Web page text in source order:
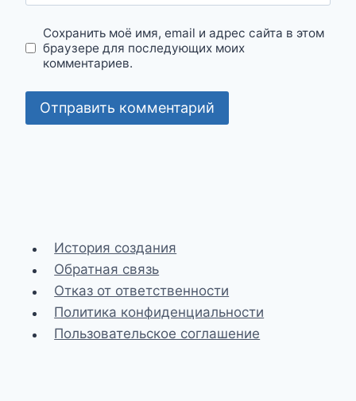
Сохранить моё имя, email и адрес сайта в этом
браузере для последующих моих
комментариев.
История создания
Обратная связь
Отказ от ответственности
Политика конфиденциальности
Пользовательское соглашение